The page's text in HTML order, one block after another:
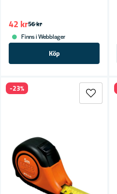
56 kr
42 kr
Finns i Webblager
Köp
-23%